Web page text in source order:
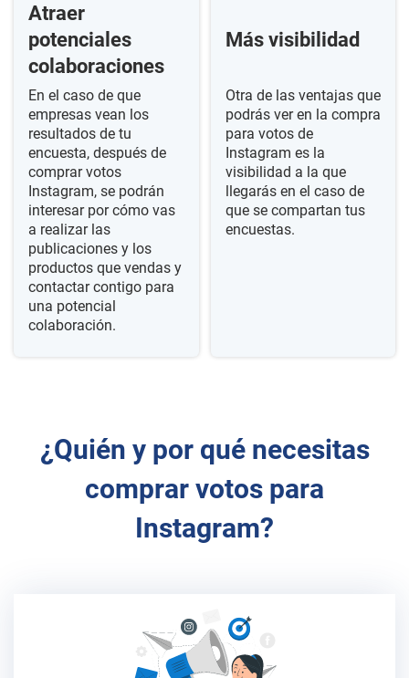
Atraer
potenciales
colaboraciones
En el caso de que
empresas vean los
resultados de tu
encuesta, después de
comprar votos
Instagram, se podrán
interesar por cómo vas
a realizar las
publicaciones y los
productos que vendas y
contactar contigo para
una potencial
colaboración.
Más visibilidad
Otra de las ventajas que
podrás ver en la compra
para votos de
Instagram es la
visibilidad a la que
llegarás en el caso de
que se compartan tus
encuestas.
¿Quién y por qué necesitas
comprar votos para
Instagram?